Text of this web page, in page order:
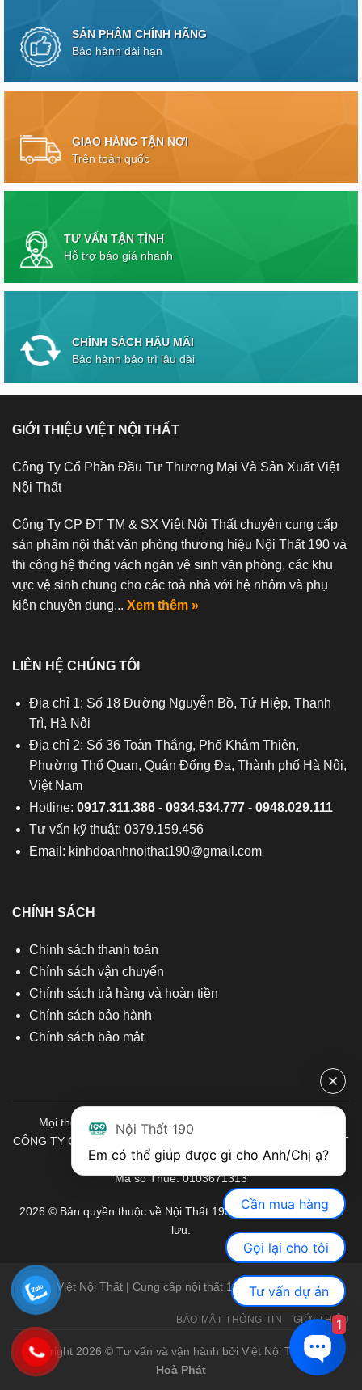
SẢN PHẨM CHÍNH HÃNG
Bảo hành dài hạn
GIAO HÀNG TẬN NƠI
Trên toàn quốc
TƯ VẤN TẬN TÌNH
Hỗ trợ báo giá nhanh
CHÍNH SÁCH HẬU MÃI
Bảo hành bảo trì lâu dài
GIỚI THIỆU VIỆT NỘI THẤT
Công Ty Cổ Phần Đầu Tư Thương Mại Và Sản Xuất Việt
Nội Thất
Công Ty CP ĐT TM & SX Việt Nội Thất chuyên cung cấp
sản phẩm nội thất văn phòng thương hiệu Nội Thất 190 và
thi công hệ thống vách ngăn vệ sinh văn phòng, các khu
vực vệ sinh chung cho các toà nhà với hệ nhôm và phụ
kiện chuyên dụng... Xem thêm »
LIÊN HỆ CHÚNG TÔI
Địa chỉ 1: Số 18 Đường Nguyễn Bồ, Tứ Hiệp, Thanh
Trì, Hà Nội
Địa chỉ 2: Số 36 Toàn Thắng, Phố Khâm Thiên,
Phường Thổ Quan, Quận Đống Đa, Thành phố Hà Nội,
Việt Nam
Hotline: 0917.311.386- 0934.534.777- 0948.029.111
Tư vấn kỹ thuật: 0379.159.456
Email: kinhdoanhnoithat190@gmail.com
CHÍNH SÁCH
Chính sách thanh toán
Chính sách vận chuyển
Chính sách trả hàng và hoàn tiền
Chính sách bảo hành
Chính sách bảo mật
Mọi thông tin quý khách hàng vui lòng liên hệ chúng tôi:
CÔNG TY CỔ PHẦN ĐẦU TƯ THƯƠNG MẠI VÀ SẢN XUẤT VIỆT
NỘI THẤT
Mã số Thuế: 0103671313
2026 © Bản quyền thuộc về Nội Thất 190. Mọi quyền được bảo
lưu.
Việt Nội Thất | Cung cấp nội thất 190 chính hãng
BẢO MẬT THÔNG TIN GIỚI THIỆU
Copyright 2026 © Tư vấn và vận hành bởi Việt Nội Thất |Bàn
Hoà Phát
Nội Thất 190
Cần mua hàng
Gọi lại cho tôi
Tư vấn dự án
1